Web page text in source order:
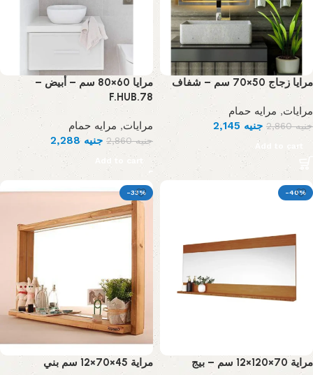
مرايا زجاج 50×70 سم – شفاف
مرايات, مرايه حمام
جنيه2,860 جنيه
Add to cart
مرايا 60×80 سم – أبيض –
F.HUB.78
مرايات, مرايه حمام
جنيه2,860 جنيه 2,288
Add to cart
-40%
مراية 70×120×12 سم – بيج
-33%
مراية 45×70×12 سم بني